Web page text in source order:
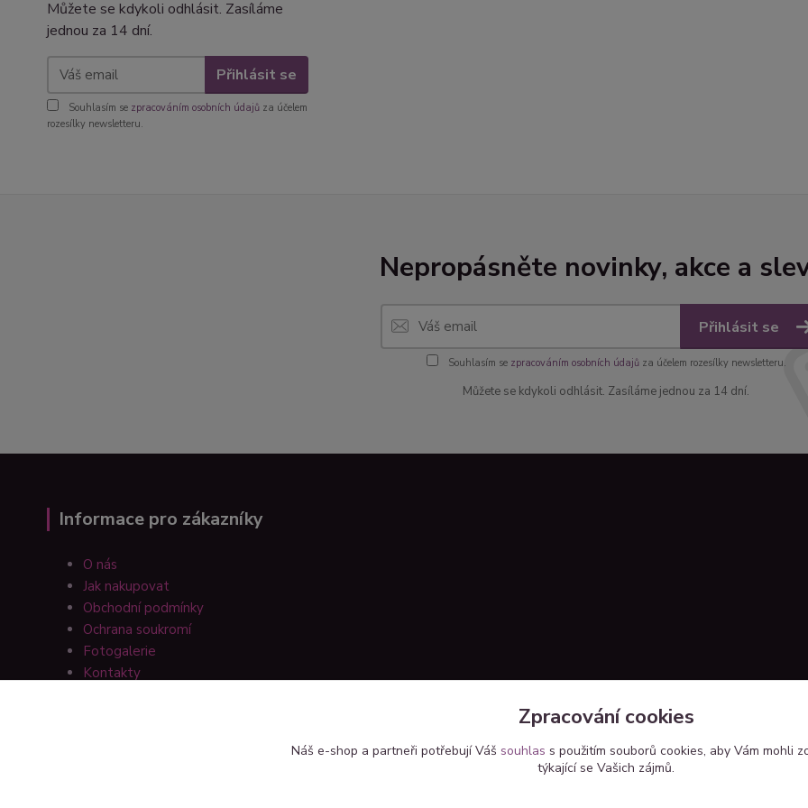
Můžete se kdykoli odhlásit. Zasíláme
jednou za 14 dní.
Přihlásit se
Souhlasím se zpracováním osobních údajů za účelem
rozesílky newsletteru.
Nepropásněte novinky, akce a
Přihlásit se
Souhlasím se zpracováním osobních údajůza účelem rozesílky newsletteru.
Můžete se kdykoli odhlásit. Zasíláme jednou za 14 dní.
Informace pro zákazníky
O nás
Jak nakupovat
Obchodní podmínky
Ochrana soukromí
Fotogalerie
Kontakty
Zpracování cookies
Náš e-shop a partneři potřebují Váš souhlas s použitím souborů cookies, aby Vám mohli
týkající se Vašich zájmů.